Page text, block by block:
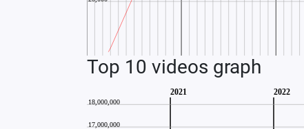
Top 10 videos graph